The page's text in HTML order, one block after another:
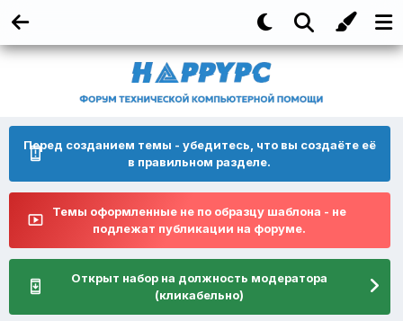
Перед созданием темы - убедитесь, что вы создаёте её
в правильном разделе.
Темы оформленные не по образцу шаблона - не
подлежат публикации на форуме.
Открыт набор на должность модератора
(кликабельно)